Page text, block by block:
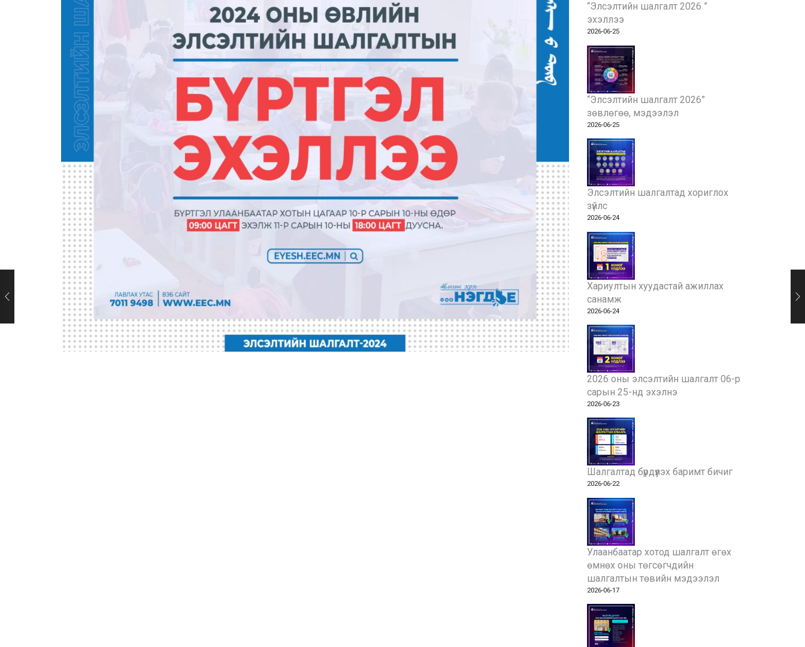
“Элсэлтийн шалгалт 2026 ”
эхэллээ
2026-06-25
“Элсэлтийн шалгалт 2026”
зөвлөгөө, мэдээлэл
2026-06-25
Элсэлтийн шалгалтад хориглох
зүйлс
2026-06-24
Хариултын хуудастай ажиллах
санамж
2026-06-24
2026 оны элсэлтийн шалгалт 06-р
сарын 25-нд эхэлнэ
2026-06-23
Шалгалтад бүрдүүлэх баримт бичиг
2026-06-22
Улаанбаатар хотод шалгалт өгөх
өмнөх оны төгсөгчдийн
шалгалтын төвийн мэдээлэл
2026-06-17